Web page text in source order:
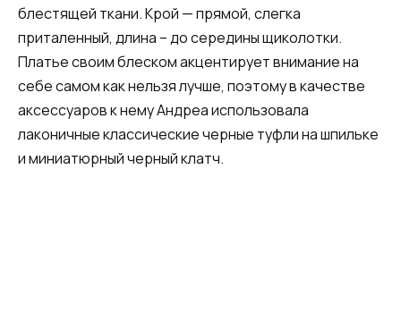
блестящей ткани. Крой — прямой, слегка
приталенный, длина – до середины щиколотки.
Платье своим блеском акцентирует внимание на
себе самом как нельзя лучше, поэтому в качестве
аксессуаров к нему Андреа использовала
лаконичные классические черные туфли на шпильке
и миниатюрный черный клатч.